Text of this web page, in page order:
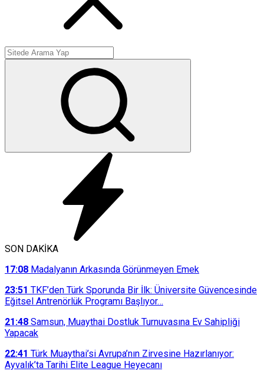
SON DAKİKA
17:08 Madalyanın Arkasında Görünmeyen Emek
23:51 TKF’den Türk Sporunda Bir İlk: Üniversite Güvencesinde
Eğitsel Antrenörlük Programı Başlıyor…
21:48 Samsun, Muaythai Dostluk Turnuvasına Ev Sahipliği
Yapacak
22:41 Türk Muaythai’si Avrupa’nın Zirvesine Hazırlanıyor:
Ayvalık’ta Tarihi Elite League Heyecanı